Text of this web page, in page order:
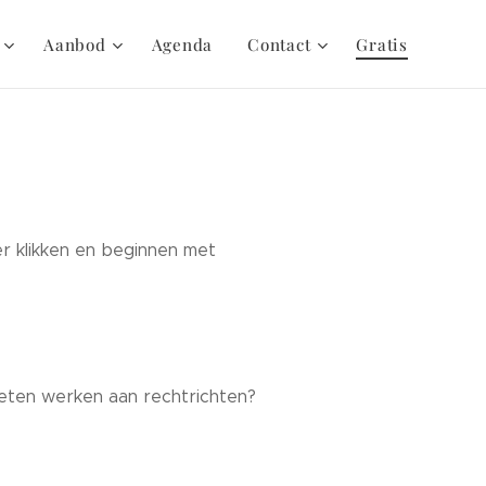
Aanbod Agenda Contact Gratis
klikken en beginnen met
werken aan rechtrichten?